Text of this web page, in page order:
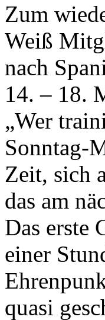
Zum
Weiß
nach
14. – 18.
„Wer
Sonntag-
Zeit, sich
das am
Das erste
einer
quasi